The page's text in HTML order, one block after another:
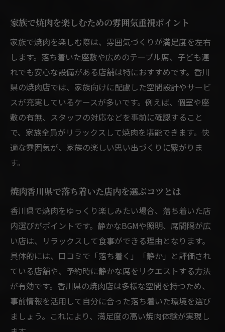
家族で焼肉を楽しむための雰囲気重視ポイント
家族で焼肉を楽しむ際は、雰囲気づくりが満足度を左右
します。落ち着いた座敷や広めのテーブル席、子ども連
れでも安心な設備がある店舗は特におすすめです。香川
県の焼肉店では、家族向けに配慮した空間設計やサービ
スが充実しているケースが多いです。例えば、個室や座
敷の有無、スタッフの対応などを事前に確認すること
で、家族全員がリラックスして焼肉を堪能できます。快
適な雰囲気が、家族の楽しい思い出づくりに繋がりま
す。
焼肉香川県で落ち着いた店内を選ぶコツとは
香川県で焼肉をゆっくり楽しみたい場合、落ち着いた店
内選びがポイントです。静かなBGMや照明、席間隔が広
い店は、リラックスして食事ができる理由となります。
具体的には、口コミで「落ち着く」「静か」と評価され
ている店舗や、予約時に静かな席をリクエストする方法
が有効です。香川県の焼肉店は多様な空間を持つため、
事前情報を活用して自分に合った落ち着いた環境を選び
ましょう。これにより、満足度の高い焼肉体験が実現し